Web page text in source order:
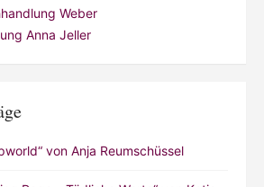
Weber
Anna Jeller
von Anja Reumschüssel